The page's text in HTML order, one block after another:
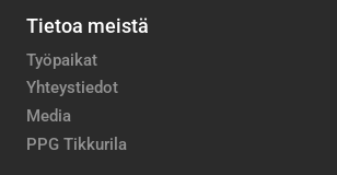
Tietoa meistä
Työpaikat
Yhteystiedot
Media
PPG Tikkurila